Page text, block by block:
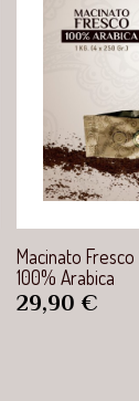
Macinato
100% Arabica
Prix
29,90 €